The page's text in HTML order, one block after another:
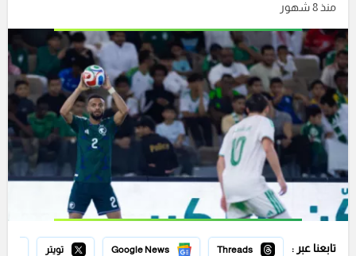
منذ 8 شهور
تابعنا عبر : Threads
Google News تويتر